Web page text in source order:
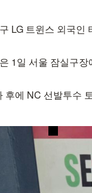
LG 트윈스 외국인
1일 서울 잠실구
후에 NC 선발투수